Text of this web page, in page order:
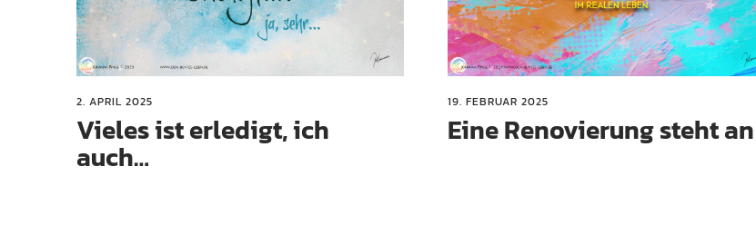
2. APRIL 2025
Vieles ist erledigt, ich
auch…
19. FEBRUAR 2025
Eine Renovierung steht an